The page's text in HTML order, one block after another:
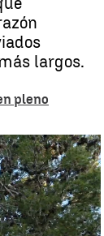
largos.
pleno
para evitar el
Antena 3 Noticias